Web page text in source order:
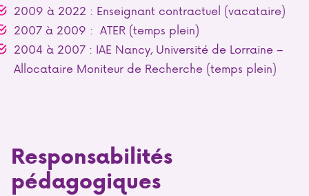
2009 à 2022 : Enseignant contractuel (vacataire)
2007 à 2009 : ATER (temps plein)
2004 à 2007 : IAE Nancy, Université de Lorraine –
Allocataire Moniteur de Recherche (temps plein)
Responsabilités
pédagogiques